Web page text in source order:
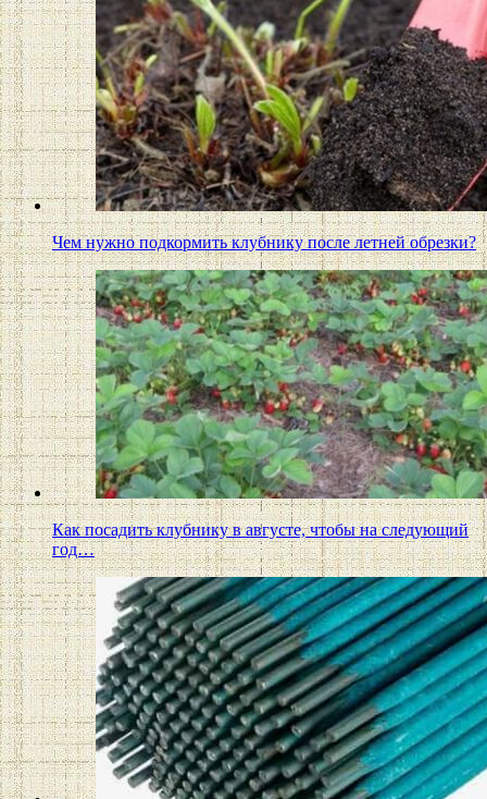
Чем нужно подкормить клубнику после летней обрезки?
Как посадить клубнику в августе, чтобы на следующий
год…